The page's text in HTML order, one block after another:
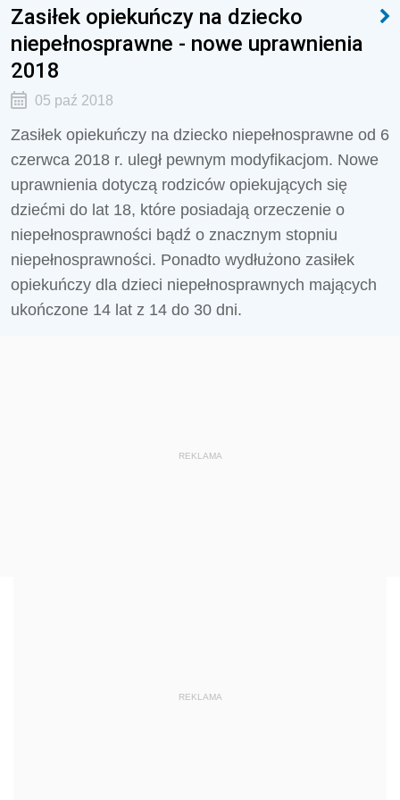
Zasiłek opiekuńczy na dziecko
niepełnosprawne - nowe uprawnienia
2018
05 paź 2018
Zasiłek opiekuńczy na dziecko niepełnosprawne od 6
czerwca 2018 r. uległ pewnym modyfikacjom. Nowe
uprawnienia dotyczą rodziców opiekujących się
dziećmi do lat 18, które posiadają orzeczenie o
niepełnosprawności bądź o znacznym stopniu
niepełnosprawności. Ponadto wydłużono zasiłek
opiekuńczy dla dzieci niepełnosprawnych mających
ukończone 14 lat z 14 do 30 dni.
REKLAMA
REKLAMA